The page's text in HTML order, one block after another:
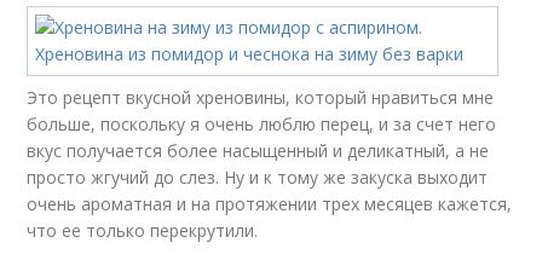
Это рецепт вкусной хреновины, который нравиться мне
больше, поскольку я очень люблю перец, и за счет него
вкус получается более насыщенный и деликатный, а не
просто жгучий до слез. Ну и к тому же закуска выходит
очень ароматная и на протяжении трех месяцев кажется,
что ее только перекрутили.